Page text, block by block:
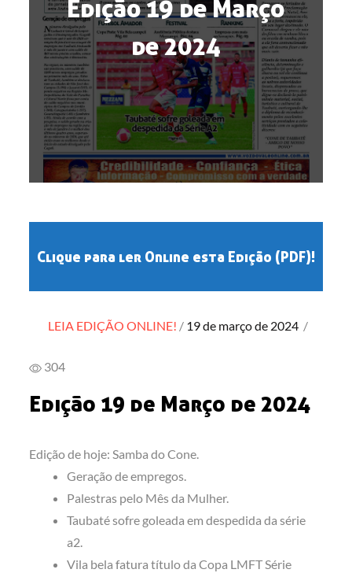
Edição 19 de Março
de 2024
Clique para ler Online esta Edição (PDF)!
LEIA EDIÇÃO ONLINE! Posted
19 de março de 2024 /
304
Edição 19 de Março de 2024
Edição de hoje: Samba do Cone.
Geração de empregos.
Palestras pelo Mês da Mulher.
Taubaté sofre goleada em despedida da série
a2.
Vila bela fatura título da Copa LMFT Série